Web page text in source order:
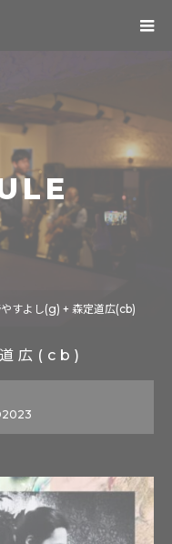
すよし(g) + 森定道広(cb)
広(cb)
2023